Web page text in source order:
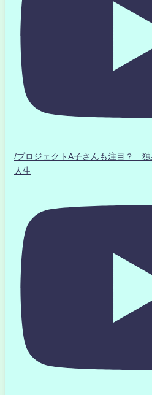
/プロジェクトA子さんも注目？ 独
人生